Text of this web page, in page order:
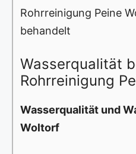
Rohrreinigung Peine
behandelt
Wasserqualität
Rohrreinigung
Wasserqualität und
Woltorf